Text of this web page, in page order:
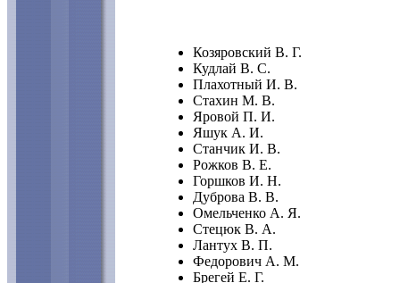
Козяровский В. Г.
Кудлай В. С.
Плахотный И. В.
Стахин М. В.
Яровой П. И.
Яшук А. И.
Станчик И. В.
Рожков В. Е.
Горшков И. Н.
Дуброва В. В.
Омельченко А. Я.
Стецюк В. А.
Лантух В. П.
Федорович А. М.
Брегей Е. Г.